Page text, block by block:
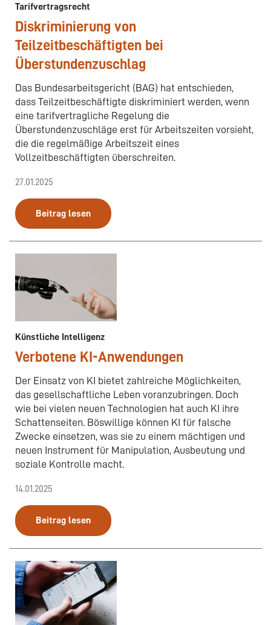
Tarifvertragsrecht
Diskriminierung von
Teilzeitbeschäftigten bei
Überstundenzuschlag
Das Bundesarbeitsgericht (BAG) hat entschieden,
dass Teilzeitbeschäftigte diskriminiert werden, wenn
eine tarifvertragliche Regelung die
Überstundenzuschläge erst für Arbeitszeiten vorsieht,
die die regelmäßige Arbeitszeit eines
Vollzeitbeschäftigten überschreiten.
27.01.2025
Beitrag lesen
Künstliche Intelligenz
Verbotene KI-Anwendungen
Der Einsatz von KI bietet zahlreiche Möglichkeiten,
das gesellschaftliche Leben voranzubringen. Doch
wie bei vielen neuen Technologien hat auch KI ihre
Schattenseiten. Böswillige können KI für falsche
Zwecke einsetzen, was sie zu einem mächtigen und
neuen Instrument für Manipulation, Ausbeutung und
soziale Kontrolle macht.
14.01.2025
Beitrag lesen